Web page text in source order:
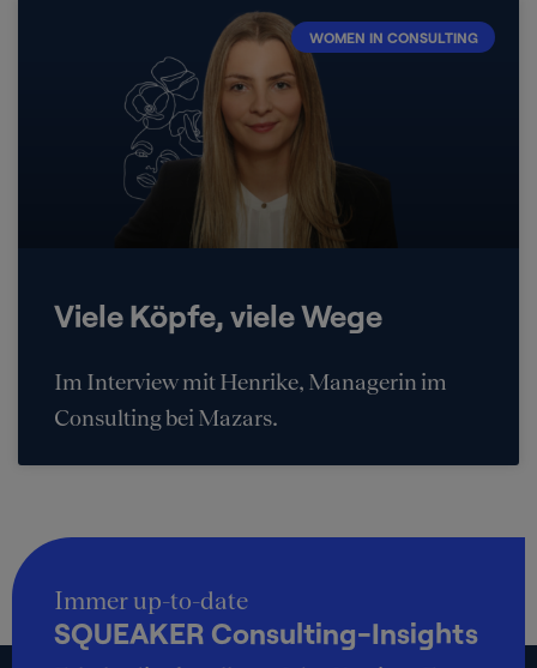
WOMEN IN CONSULTING
Viele Köpfe, viele Wege
Im Interview mit Henrike, Managerin im
Consulting bei Mazars.
Immer up-to-date
SQUEAKER Consulting-Insights